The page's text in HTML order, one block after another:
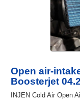
Open air-
Boosterjet
INJEN Cold Air Open